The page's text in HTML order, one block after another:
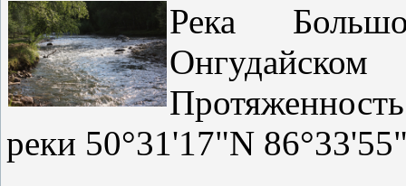
Река
реки 50°31'17"N